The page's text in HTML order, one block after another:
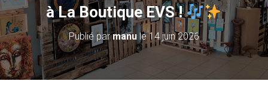
R
A
à La Boutique EVS !
Publié parmanu le14 juin 2026